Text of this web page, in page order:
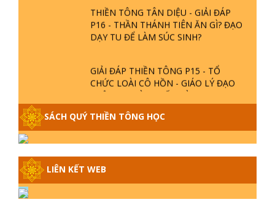
THIỀN TÔNG TÂN DIỆU - GIẢI ĐÁP
P16 - THẦN THÁNH TIÊN ĂN GÌ? ĐẠO
DẠY TU ĐỂ LÀM SÚC SINH?
GIẢI ĐÁP THIỀN TÔNG P15 - TỔ
CHỨC LOÀI CÔ HỒN - GIÁO LÝ ĐẠO
PHẬT KHI NÀO XUẤT BẢN
GIẢI ĐÁP THIỀN TÔNG ĐẶC BIỆT -
GIẢI ĐÁP THIỀN TÔNG ĐẶC BIỆT -
P13 - CON NGƯỜI TU THÀNH PHẬT
SÁCH QUÝ THIỀN TÔNG HỌC
LIÊN KẾT WEB